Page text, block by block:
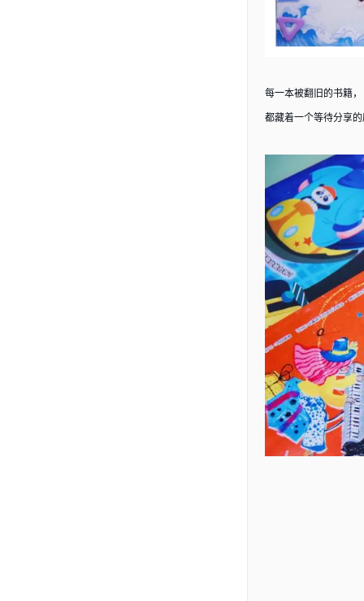
每一本被翻旧的书籍，
都藏着一个等待分享